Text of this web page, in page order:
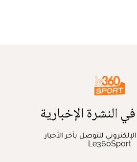
النشرة الإخبارية
للتوصل بآخر الأخبار
Le360Sport